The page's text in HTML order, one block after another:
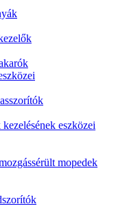
eszközei
mopedek